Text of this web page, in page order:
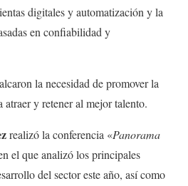
digitales y automatización y la
en confiabilidad y
la necesidad de promover la
atraer y retener al mejor talento.
realizó la conferencia «Panorama
el que analizó los principales
del sector este año, así como